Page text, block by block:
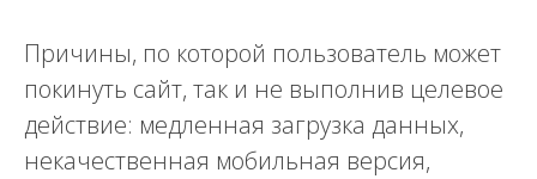
Причины, по которой пользователь может
покинуть сайт, так и не выполнив целевое
действие: медленная загрузка данных,
некачественная мобильная версия,